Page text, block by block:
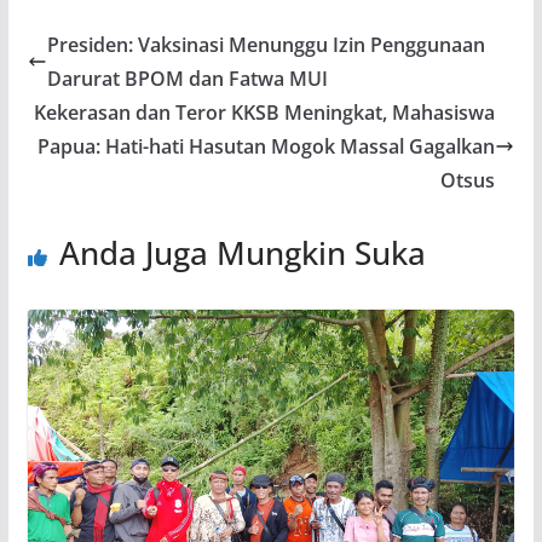
Presiden: Vaksinasi Menunggu Izin Penggunaan
Darurat BPOM dan Fatwa MUI
Kekerasan dan Teror KKSB Meningkat, Mahasiswa
Papua: Hati-hati Hasutan Mogok Massal Gagalkan
Otsus
Anda Juga Mungkin Suka